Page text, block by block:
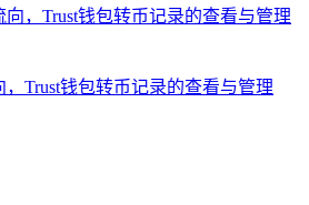
Trust钱包转币记录的查看与管理